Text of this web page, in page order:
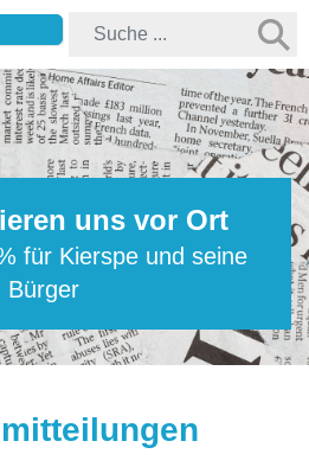
uns vor Ort
für Kierspe und seine
Bürger